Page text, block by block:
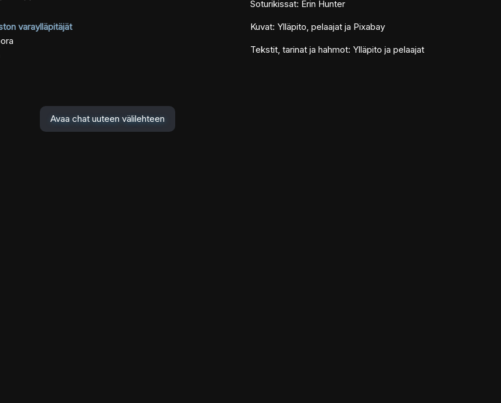
varaylläpitäjät
Soturikissat: Erin Hunter
Kuvat: Ylläpito, pelaajat ja Pixabay
Tekstit, tarinat ja hahmot: Ylläpito ja pelaajat
Avaa chat uuteen välilehteen